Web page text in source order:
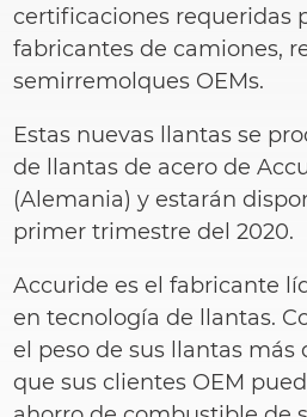
certificaciones requeridas
fabricantes de camiones,
semirremolques OEMs.
Estas nuevas llantas se
de llantas de acero de
(Alemania) y estarán
primer trimestre del 2020.
Accuride es el fabricante
en tecnología de llantas.
el peso de sus llantas más
que sus clientes OEM